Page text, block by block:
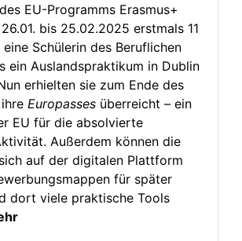
EU-Programms Erasmus+
bis 25.02.2025 erstmals 11
eine Schülerin des Beruflichen
ein Auslandspraktikum in Dublin
erhielten sie zum Ende des
Europasses überreicht – ein
EU für die absolvierte
Außerdem können die
auf der digitalen Plattform
für später
dort viele praktische Tools